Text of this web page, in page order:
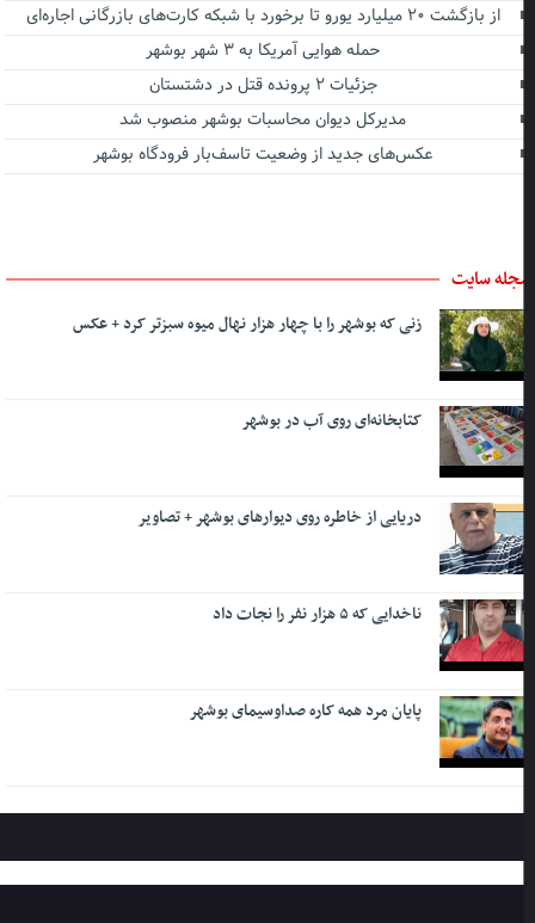
از بازگشت ۲۰ میلیارد یورو تا برخورد با شبکه کارت‌های بازرگانی اجاره‌ای
حمله هوایی آمریکا به ۳ شهر بوشهر
جزئیات ۲ پرونده قتل در دشتستان
مدیرکل دیوان محاسبات بوشهر منصوب شد
عکس‌های جدید از وضعیت تاسف‌بار فرودگاه بوشهر
سایت
زنی که بوشهر را با چهار هزار نهال میوه سبزتر کرد + عکس
کتابخانه‌ای روی آب در بوشهر
دریایی از خاطره روی دیوارهای بوشهر + تصاویر
ناخدایی که ۵ هزار نفر را نجات داد
پایان مرد همه کاره صداوسیمای بوشهر